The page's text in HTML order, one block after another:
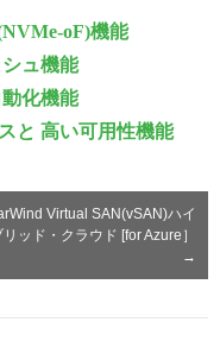
oF)機能
ュ機能
化機能
と 高い可用性機能
Virtual SAN(vSAN)ハイ
リッド・クラウド [for Azure］
→